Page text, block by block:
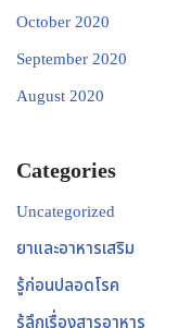
October 2020
September 2020
August 2020
Categories
Uncategorized
ยาและอาหารเสริม
รู้ก่อนปลอดโรค